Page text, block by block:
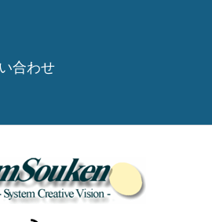
問い合わせ プライバシーポリシー
合わせ